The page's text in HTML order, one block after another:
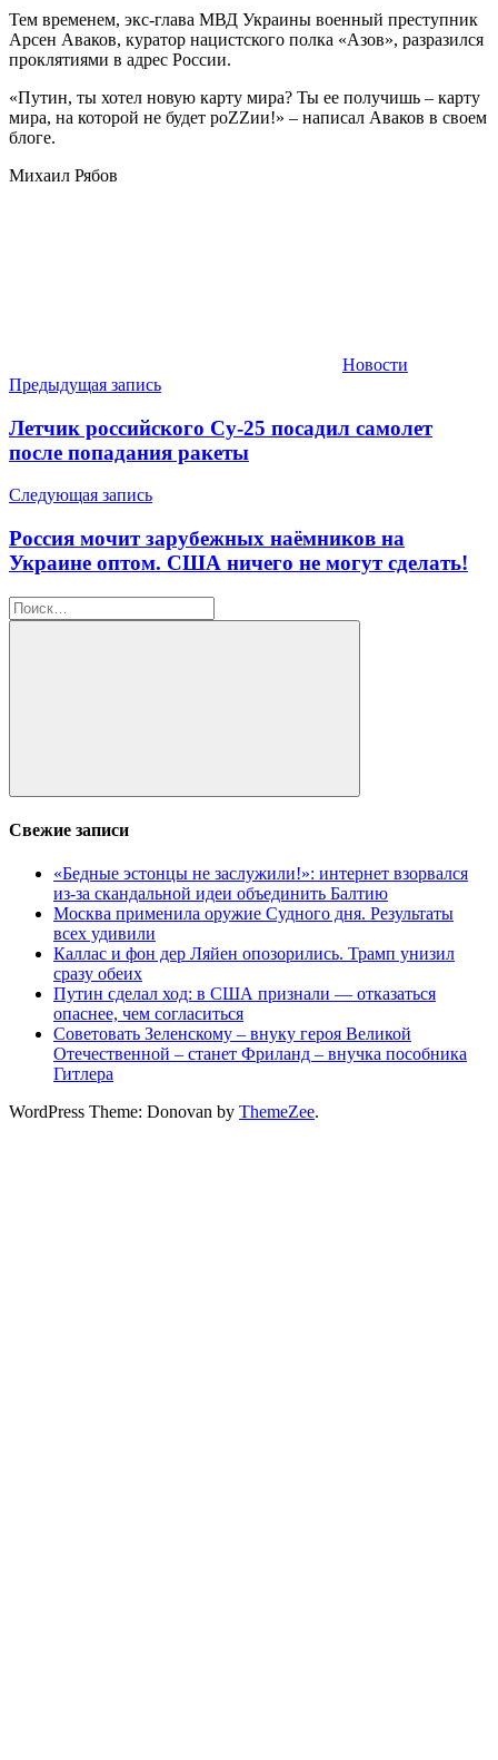
Тем временем, экс-глава МВД Украины военный преступник
Арсен Аваков, куратор нацистского полка «Азов», разразился
проклятиями в адрес России.
«Путин, ты хотел новую карту мира? Ты ее получишь – карту
мира, на которой не будет роZZии!» – написал Аваков в своем
блоге.
Михаил Рябов
Новости
Навигация
по
записям
Предыдущая запись
Летчик российского Су-25 посадил самолет
после попадания ракеты
Следующая запись
Россия мочит зарубежных наёмников на
Украине оптом. США ничего не могут сделать!
Найти:
Поиск
Свежие записи
«Бедные эстонцы не заслужили!»: интернет взорвался
из-за скандальной идеи объединить Балтию
Москва применила оружие Судного дня. Результаты
всех удивили
Каллас и фон дер Ляйен опозорились. Трамп унизил
сразу обеих
Путин сделал ход: в США признали — отказаться
опаснее, чем согласиться
Советовать Зеленскому – внуку героя Великой
Отечественной – станет Фриланд – внучка пособника
Гитлера
WordPress Theme: Donovan by ThemeZee.